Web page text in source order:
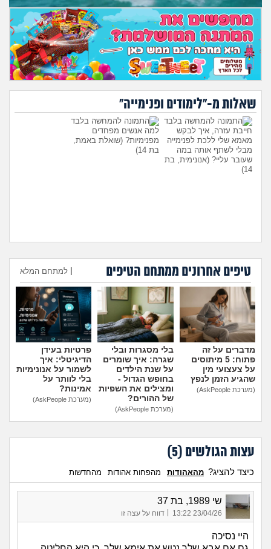
פיננסי וכלכלה
בין הסדינים
חיות מחמד
גאווה
שאלות מ-"לימודים ופנימייה"
חייבת עזרה, איך לבקש
מאמא שלי ללכת לפנימייה
מבלי לשתף אותה במה
שעובר עליי? (אנונימית, בת
14)
למה אנשים מפחדים
מפנימיות? (שואלת באמת,
בת 14)
היועצת המליצה לשלוח את
הבן שלי לפנימייה, לסמוך
עליה?(אמא מודאגת, בת
35)
עומדת להיות בפנימייה ויש לי
חבר, אני יכולה להביא אותו
לחדר שלי?(פנימיסטית
לעתיד, בת 16)
טיפים אחרונים ממתחם הטיפים למתחם המלא
הוספת טיפ
מדברים על זה
פתוח: 5 מיתוסים
על צעצועי מין
שהגיע הזמן לנפץ
(מערכת AskPeople)
בלי מסגרות ובלי
שגרה: איך שומרים
על שנת הילדים
בחופש הגדול -
ומצילים את השפיות
של ההורים?
(מערכת AskPeople)
פרטיות בעידן
הדיגיטלי: איך
לשמור על אנונימיות
בלי לוותר על
אמינות?
(מערכת AskPeople)
עצות הגולשים (5
)
כיצד להציג? מהאהודות מהפחות אהודות מהחדשות
שי 1989, בת 37
23/04/26 13:22
| דווח על עצה זו
היי נסיכה